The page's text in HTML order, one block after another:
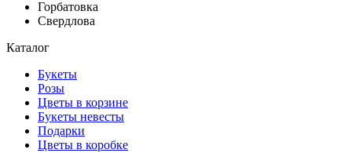
Горбатовка
Свердлова
Каталог
Букеты
Розы
Цветы в корзине
Букеты невесты
Подарки
Цветы в коробке